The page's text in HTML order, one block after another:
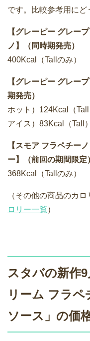
です。比較参考用にど
【グレーピー グレー
ノ】（同時期発売）
400Kcal（Tallのみ）
【グレーピー グレー
期発売）
ホット）124Kcal（Tall
アイス）83Kcal（Tall）
【スモア フラペチー
ー】（前回の期間限定
368Kcal（Tallのみ）
（その他の商品のカロ
ロリー一覧）
スタバの新作
リーム フラ
ソース」の価